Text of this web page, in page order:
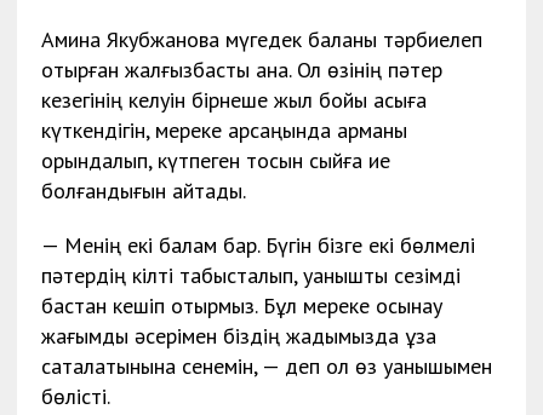
Амина Якубжанова мүгедек баланы тәрбиелеп
отырған жалғызбасты ана. Ол өзінің пәтер
кезегінің келуін бірнеше жыл бойы асыға
күткендігін, мереке қарсаңында арманы
орындалып, күтпеген тосын сыйға ие
болғандығын айтады.
— Менің екі балам бар. Бүгін бізге екі бөлмелі
пәтердің кілті табысталып, қуанышты сезімді
бастан кешіп отырмыз. Бұл мереке осынау
жағымды әсерімен біздің жадымызда ұзақ
сақталатынына сенемін, — деп ол өз қуанышымен
бөлісті.